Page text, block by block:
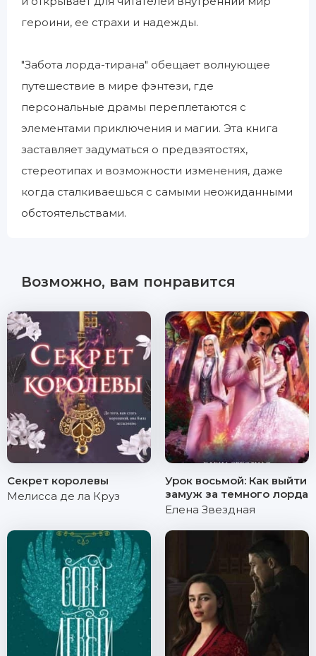
героини, ее страхи и надежды.
"Забота лорда-тирана" обещает волнующее
путешествие в мире фэнтези, где
персональные драмы переплетаются с
элементами приключения и магии. Эта книга
заставляет задуматься о предвзятостях,
стереотипах и возможности изменения, даже
когда сталкиваешься с самыми неожиданными
обстоятельствами.
Возможно, вам понравится
Секрет королевы
Мелисса де ла Круз
Урок восьмой: Как выйти
замуж за темного лорда
Елена Звездная